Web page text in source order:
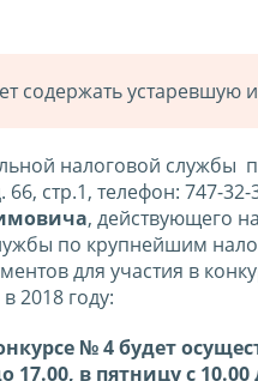
содержать
налоговой службы
стр.1, телефон: 747-
, действующего
по крупнейшим
для участия в
2018 году:
№ 4 будет
в пятницу с 10.00